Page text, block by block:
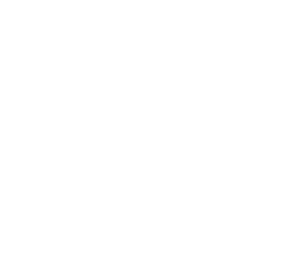
Immendingen-Möhringen